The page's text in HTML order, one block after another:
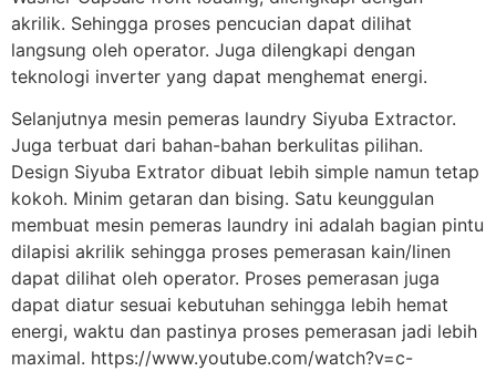
akrilik. Sehingga proses pencucian dapat dilihat
langsung oleh operator. Juga dilengkapi dengan
teknologi inverter yang dapat menghemat energi.
Selanjutnya mesin pemeras laundry Siyuba Extractor.
Juga terbuat dari bahan-bahan berkulitas pilihan.
Design Siyuba Extrator dibuat lebih simple namun tetap
kokoh. Minim getaran dan bising. Satu keunggulan
membuat mesin pemeras laundry ini adalah bagian pintu
dilapisi akrilik sehingga proses pemerasan kain/linen
dapat dilihat oleh operator. Proses pemerasan juga
dapat diatur sesuai kebutuhan sehingga lebih hemat
energi, waktu dan pastinya proses pemerasan jadi lebih
maximal. https://www.youtube.com/watch?v=c-